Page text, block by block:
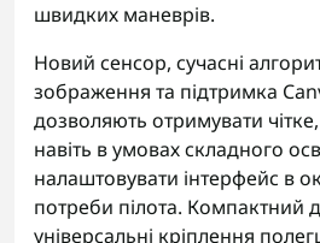
швидких маневрів.
Новий сенсор, сучасні
зображення та підтримка
дозволяють отримувати
навіть в умовах складного
налаштовувати інтерфейс в
потреби пілота. Компактний
універсальні кріплення